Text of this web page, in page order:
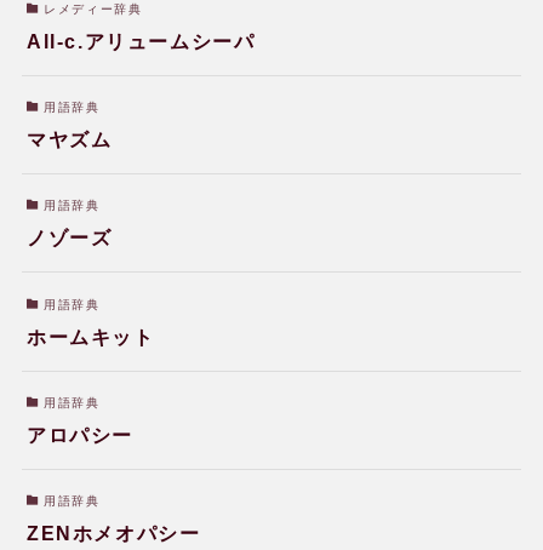
レメディー辞典
All-c.アリュームシーパ
用語辞典
マヤズム
用語辞典
ノゾーズ
用語辞典
ホームキット
用語辞典
アロパシー
用語辞典
ZENホメオパシー